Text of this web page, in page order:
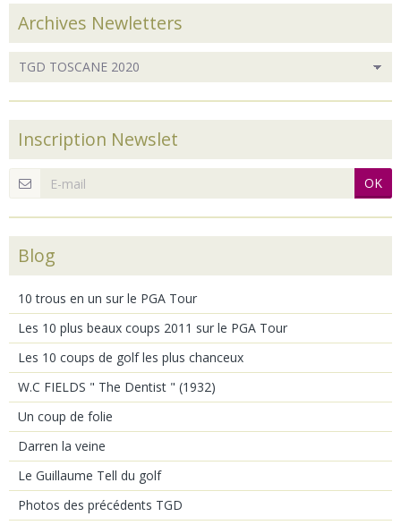
Archives Newletters
Inscription Newslet
OK
Blog
10 trous en un sur le PGA Tour
Les 10 plus beaux coups 2011 sur le PGA Tour
Les 10 coups de golf les plus chanceux
W.C FIELDS " The Dentist " (1932)
Un coup de folie
Darren la veine
Le Guillaume Tell du golf
Photos des précédents TGD